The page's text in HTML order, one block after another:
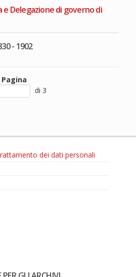
e Delegazione di governo di
- 1902
Pagina
di 3
dei dati personali